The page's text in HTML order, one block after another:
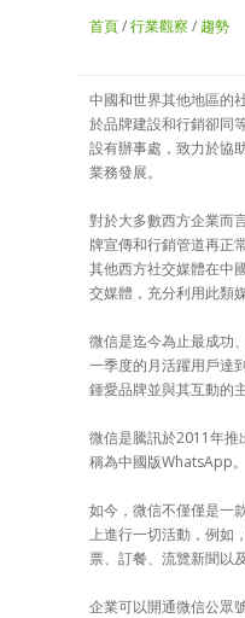
首頁/行業觀察 / 趨勢
中國和世界其他地區的
於品牌建設和行銷卻同
設有辦事處，致力於協
業務發展。
對於大多數西方企業而
牌宣傳和行銷管道再正
其他西方社交媒體在中
交媒體，充分利用此類
微信是迄今為止最成功
一季度的月活躍用戶達
鍾愛品牌並與其互動的
微信是騰訊於2011年推
稱為中國版WhatsApp。
如今，微信不僅僅是一
上進行一切活動，例如
票、訂餐、流覽新聞以
企業可以開通微信公眾